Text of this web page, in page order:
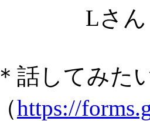
Lさん
＊話してみた
（https://